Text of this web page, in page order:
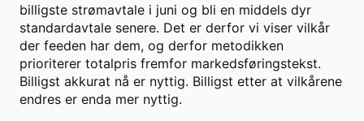
billigste strømavtale i juni og bli en middels dyr
standardavtale senere. Det er derfor vi viser vilkår
der feeden har dem, og derfor metodikken
prioriterer totalpris fremfor markedsføringstekst.
Billigst akkurat nå er nyttig. Billigst etter at vilkårene
endres er enda mer nyttig.